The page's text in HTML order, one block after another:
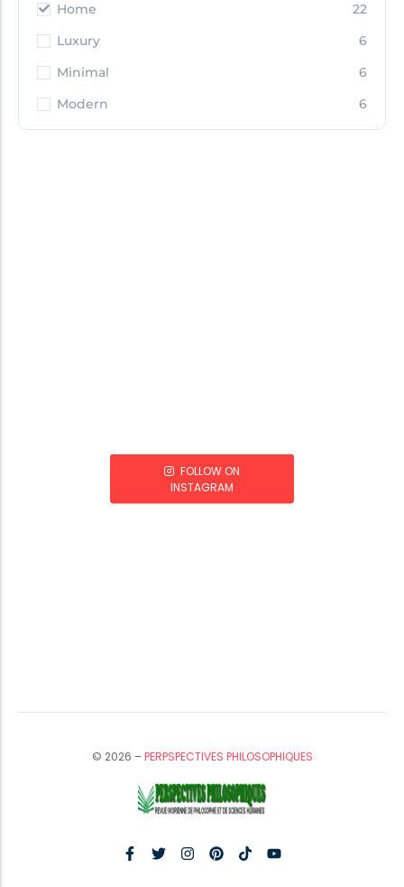
Home
22
Luxury
6
Minimal
6
Modern
6
FOLLOW ON
INSTAGRAM
© 2026 –PERPSPECTIVES PHILOSOPHIQUES